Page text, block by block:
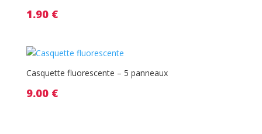
1.90 €
Casquette fluorescente – 5 panneaux
9.00 €